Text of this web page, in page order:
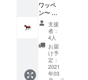
ます
よ！
の付い
ている
高級な
ものも
入って
いま
す！ 普
段お世
話に
なって
ワッペ
ン〜 T
シャツ
のワン
ポイン
トとな
る ロゴ
のワッ
ペンを
一足先
支援
者：
4人
お届
け予
定：
2021
年03